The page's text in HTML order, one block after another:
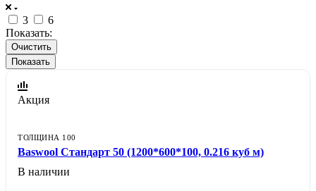
3
6
Показать:
Очистить
Акция
ТОЛЩИНА 100
Baswool Стандарт 50 (1200*600*100, 0.216 куб м)
В наличии